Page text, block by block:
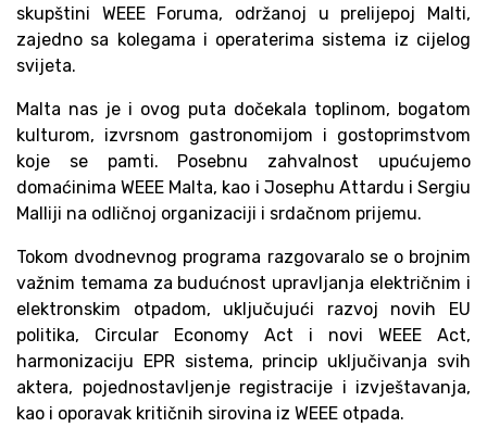
skupštini WEEE Foruma, održanoj u prelijepoj Malti,
zajedno sa kolegama i operaterima sistema iz cijelog
svijeta.
Malta nas je i ovog puta dočekala toplinom, bogatom
kulturom, izvrsnom gastronomijom i gostoprimstvom
koje se pamti. Posebnu zahvalnost upućujemo
domaćinima WEEE Malta, kao i Josephu Attardu i Sergiu
Malliji na odličnoj organizaciji i srdačnom prijemu.
Tokom dvodnevnog programa razgovaralo se o brojnim
važnim temama za budućnost upravljanja električnim i
elektronskim otpadom, uključujući razvoj novih EU
politika, Circular Economy Act i novi WEEE Act,
harmonizaciju EPR sistema, princip uključivanja svih
aktera, pojednostavljenje registracije i izvještavanja,
kao i oporavak kritičnih sirovina iz WEEE otpada.